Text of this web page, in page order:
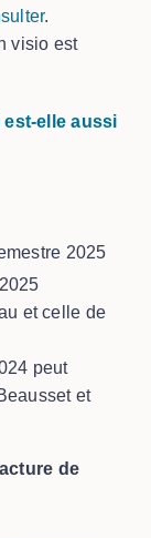
.
visio est
est-elle aussi
2025
et celle de
peut
et
de